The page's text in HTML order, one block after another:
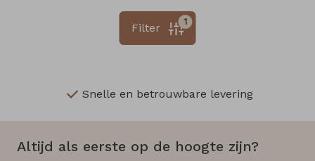
1
Filter
Snelle en betrouwbare levering
Altijd als eerste op de hoogte zijn?